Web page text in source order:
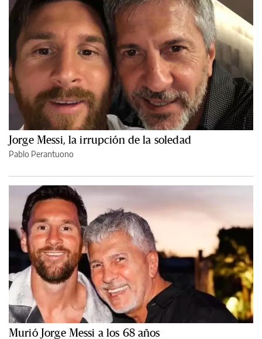
Jorge Messi, la irrupción de la soledad
Pablo Perantuono
Murió Jorge Messi a los 68 años